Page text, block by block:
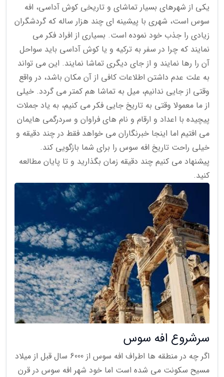
یکی از شهرهای بسیار تماشای و تاریخی کوش آداسی، افه
سوس است، شهری با پیشینه ای چند هزار ساله که گردشگران
زیادی را جذب خود نموده است. بسیاری از افراد فکر می
نمایند که چرا در سفر به ترکیه و یا کوش آداسی باید سواحل
آن را رها نمایند و از جای دیگری تماشا نمایند. این می تواند
به علت عدم داشتن اطلاعات کافی از آن مکان باشد، در واقع
وقتی از جایی ندانیم، میل به تماشا هم کمتر می گردد. خیلی
از ما معمولا وقتی به تاریخ جایی فکر می کنیم، به یاد جملات
پیچیده با اعداد و ارقام و نام های فراوان و سردرگمی هایمان
می افتیم اما اینجا خبرنگاران می خواهد فقط در چند دقیقه و
خیلی راحت تاریخ افه سوس را برای شما بازگویی کند.
پیشنهاد می کنیم چند دقیقه زمان بگذارید و تا پایان مطالعه
کنید.
سرشروع افه سوس
اگر چه در منطقه ها اطراف افه سوس از 6000 سال قبل از میلاد
مسیح سکونت می شده است اما خود شهر افه سوس در قرن